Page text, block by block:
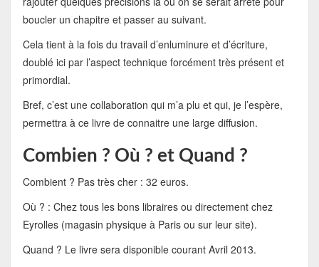
boucler un chapitre et passer au suivant.
Cela tient à la fois du travail d’enluminure et d’écriture,
doublé ici par l’aspect technique forcément très présent et
primordial.
Bref, c’est une collaboration qui m’a plu et qui, je l’espère,
permettra à ce livre de connaitre une large diffusion.
Combien ? Où ? et Quand ?
Combient ? Pas très cher : 32 euros.
Où ? : Chez tous les bons libraires ou directement chez
Eyrolles (magasin physique à Paris ou sur leur site).
Quand ? Le livre sera disponible courant Avril 2013.